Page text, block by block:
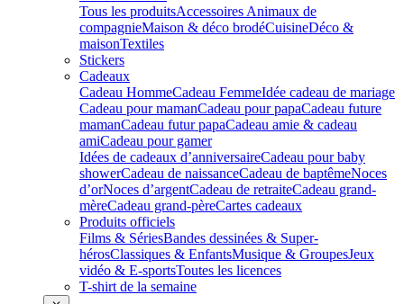
Tous les produitsAccessoires Animaux de
compagnieMaison & déco brodéCuisineDéco &
maisonTextiles
Stickers
Cadeaux
Cadeau HommeCadeau FemmeIdée cadeau de mariage​
Cadeau pour mamanCadeau pour papaCadeau future
mamanCadeau futur papaCadeau amie & cadeau
amiCadeau pour gamer
Idées de cadeaux d’anniversaireCadeau pour baby
showerCadeau de naissanceCadeau de baptêmeNoces
d’orNoces d’argentCadeau de retraiteCadeau grand-
mèreCadeau grand-pèreCartes cadeaux
Produits officiels
Films & SériesBandes dessinées & Super-
hérosClassiques & EnfantsMusique & GroupesJeux
vidéo & E-sportsToutes les licences
T-shirt de la semaine